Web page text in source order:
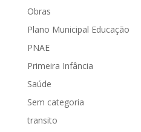
Obras
Plano Municipal Educação
PNAE
Primeira Infância
Saúde
Sem categoria
transito